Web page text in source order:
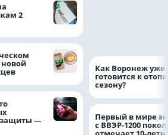
2
защиты —
Как Воронеж уже
готовится к
сезону?
Первый в мире
с ВВЭР-1200